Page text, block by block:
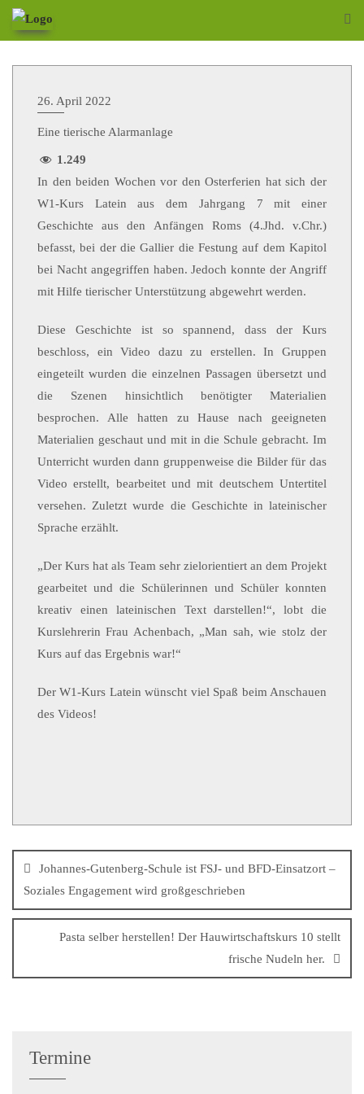
26. April 2022
Eine tierische Alarmanlage
1.249
In den beiden Wochen vor den Osterferien hat sich der
W1-Kurs Latein aus dem Jahrgang 7 mit einer
Geschichte aus den Anfängen Roms (4.Jhd. v.Chr.)
befasst, bei der die Gallier die Festung auf dem Kapitol
bei Nacht angegriffen haben. Jedoch konnte der Angriff
mit Hilfe tierischer Unterstützung abgewehrt werden.
Diese Geschichte ist so spannend, dass der Kurs
beschloss, ein Video dazu zu erstellen. In Gruppen
eingeteilt wurden die einzelnen Passagen übersetzt und
die Szenen hinsichtlich benötigter Materialien
besprochen. Alle hatten zu Hause nach geeigneten
Materialien geschaut und mit in die Schule gebracht. Im
Unterricht wurden dann gruppenweise die Bilder für das
Video erstellt, bearbeitet und mit deutschem Untertitel
versehen. Zuletzt wurde die Geschichte in lateinischer
Sprache erzählt.
„Der Kurs hat als Team sehr zielorientiert an dem Projekt
gearbeitet und die Schülerinnen und Schüler konnten
kreativ einen lateinischen Text darstellen!“, lobt die
Kurslehrerin Frau Achenbach, „Man sah, wie stolz der
Kurs auf das Ergebnis war!“
Der W1-Kurs Latein wünscht viel Spaß beim Anschauen
des Videos!
Johannes-Gutenberg-Schule ist FSJ- und BFD-Einsatzort –
Soziales Engagement wird großgeschrieben
Pasta selber herstellen! Der Hauwirtschaftskurs 10 stellt
frische Nudeln her.
Termine